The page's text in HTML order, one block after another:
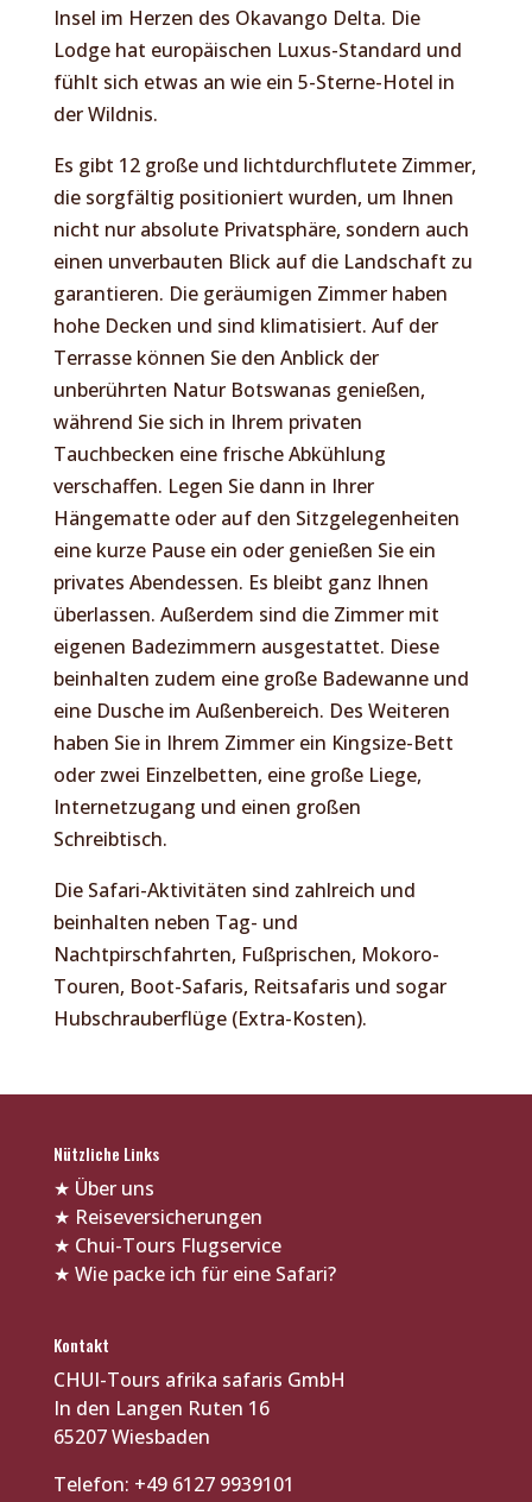
Insel im Herzen des Okavango Delta. Die
Lodge hat europäischen Luxus-Standard und
fühlt sich etwas an wie ein 5-Sterne-Hotel in
der Wildnis.
Es gibt 12 große und lichtdurchflutete Zimmer,
die sorgfältig positioniert wurden, um Ihnen
nicht nur absolute Privatsphäre, sondern auch
einen unverbauten Blick auf die Landschaft zu
garantieren. Die geräumigen Zimmer haben
hohe Decken und sind klimatisiert. Auf der
Terrasse können Sie den Anblick der
unberührten Natur Botswanas genießen,
während Sie sich in Ihrem privaten
Tauchbecken eine frische Abkühlung
verschaffen. Legen Sie dann in Ihrer
Hängematte oder auf den Sitzgelegenheiten
eine kurze Pause ein oder genießen Sie ein
privates Abendessen. Es bleibt ganz Ihnen
überlassen. Außerdem sind die Zimmer mit
eigenen Badezimmern ausgestattet. Diese
beinhalten zudem eine große Badewanne und
eine Dusche im Außenbereich. Des Weiteren
haben Sie in Ihrem Zimmer ein Kingsize-Bett
oder zwei Einzelbetten, eine große Liege,
Internetzugang und einen großen
Schreibtisch.
Die Safari-Aktivitäten sind zahlreich und
beinhalten neben Tag- und
Nachtpirschfahrten, Fußprischen, Mokoro-
Touren, Boot-Safaris, Reitsafaris und sogar
Hubschrauberflüge (Extra-Kosten).
Nützliche Links
★ Über uns
★ Reiseversicherungen
★ Chui-Tours Flugservice
★ Wie packe ich für eine Safari?
Kontakt
CHUI-Tours afrika safaris GmbH
In den Langen Ruten 16
65207 Wiesbaden
Telefon: +49 6127 9939101